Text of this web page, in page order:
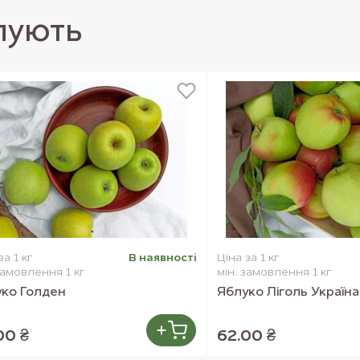
нігті і волосся.
1 кг
1 кг
В наявностi
Голден
₴
Ціна за 1 кг
мін. замовлення 1 кг
Яблуко Ліголь Україна
62.00 ₴